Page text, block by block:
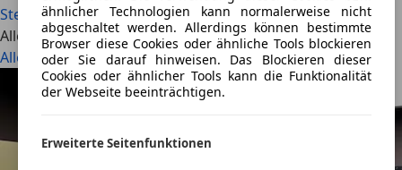
ähnlicher Technologien kann normalerweise nicht
abgeschaltet werden. Allerdings können bestimmte
Browser diese Cookies oder ähnliche Tools blockieren
oder Sie darauf hinweisen. Das Blockieren dieser
Cookies oder ähnlicher Tools kann die Funktionalität
der Webseite beeinträchtigen.
Erweiterte Seitenfunktionen
Sternen-Grill und 657 km Reichweite ab 48.600 Euro
Alle Artikel
Alle ansehen